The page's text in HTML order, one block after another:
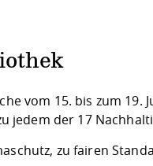
vom 15. bis zum
jedem der 17
zu fairen